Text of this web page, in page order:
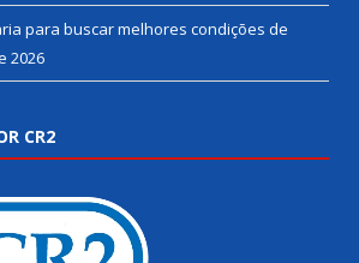
para buscar melhores condições de
2026
CR2